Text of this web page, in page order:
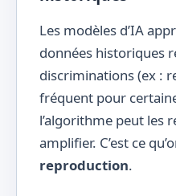
Les modèles d’IA
données historiques
discriminations (ex :
fréquent pour
l’algorithme peut les
amplifier. C’est ce
reproduction.